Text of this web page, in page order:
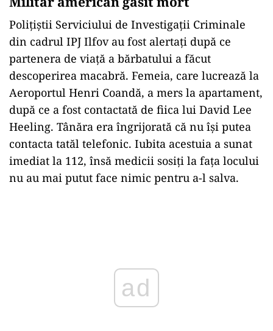
Polițiștii Serviciului de Investigații Criminale
din cadrul IPJ Ilfov au fost alertați după ce
partenera de viață a bărbatului a făcut
descoperirea macabră. Femeia, care lucrează la
Aeroportul Henri Coandă, a mers la apartament,
după ce a fost contactată de fiica lui David Lee
Heeling. Tânăra era îngrijorată că nu își putea
contacta tatăl telefonic. Iubita acestuia a sunat
imediat la 112, însă medicii sosiți la fața locului
nu au mai putut face nimic pentru a-l salva.